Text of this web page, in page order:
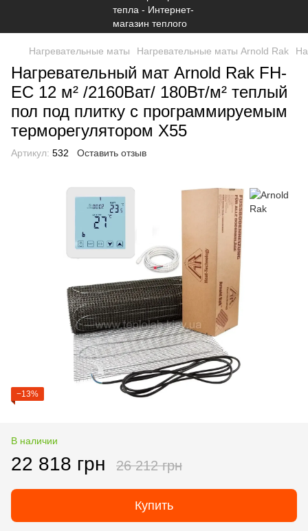
Нагревательные маты Нагревательные маты Arnold Rak
Нагревательный мат Arnold Rak FH-
EC 12 м² /2160Ват/ 180Вт/м² теплый
пол под плитку c программируемым
терморегулятором Х55
Артикул: 532 Оставить отзыв
−13%
В наличии
22 818 грн 26 212 грн
Купить